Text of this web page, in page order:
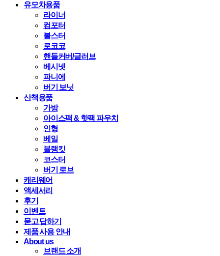
유모차용품
라이너
컴포터
볼스터
로코코
핸들커버/글러브
베시넷
파니에
버기 보닛
산책용품
가방
아이스팩 & 핫팩 파우치
인형
베일
블랭킷
코스터
버기 로브
캐리웨어
액세서리
후기
이벤트
묻고 답하기
제품 사용 안내
About us
브랜드 소개